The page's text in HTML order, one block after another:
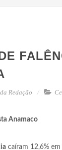
da Redação
Anamaco
caíram 12,6%